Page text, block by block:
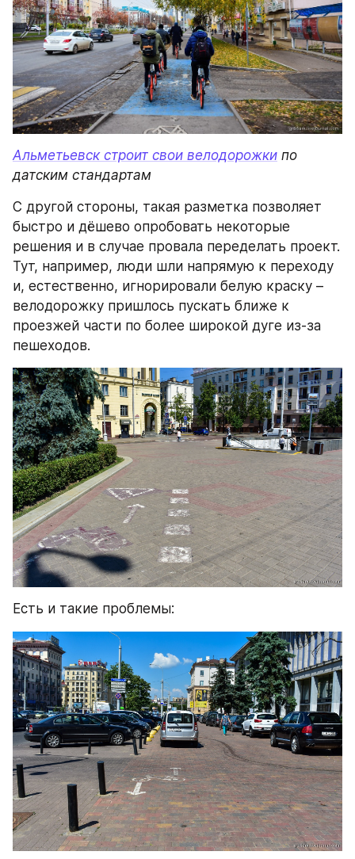
Альметьевск строит свои велодорожки по
датским стандартам
С другой стороны, такая разметка позволяет
быстро и дёшево опробовать некоторые
решения и в случае провала переделать проект.
Тут, например, люди шли напрямую к переходу
и, естественно, игнорировали белую краску –
велодорожку пришлось пускать ближе к
проезжей части по более широкой дуге из-за
пешеходов.
Есть и такие проблемы: